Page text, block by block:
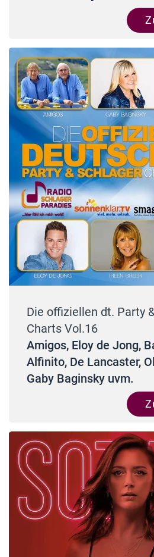
Die offiziellen dt. Party
Charts Vol.16
Amigos, Eloy de Jong,
Alfinito, De Lancaster,
Gaby Baginsky uvm.